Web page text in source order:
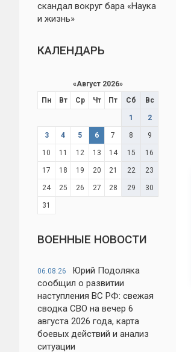
скандал вокруг бара «Наука
и жизнь»
КАЛЕНДАРЬ
«Август 2026»
Пн
Вт Ср Чт Пт Сб Вс
1 2
3 4 5 6 7 8 9
10 11 12 13 14 15 16
17 18 19 20 21 22 23
24 25 26 27 28 29 30
31
ВОЕННЫЕ НОВОСТИ
06.08.26
Юрий Подоляка
сообщил о развитии
наступления ВС РФ: свежая
сводка СВО на вечер 6
августа 2026 года, карта
боевых действий и анализ
ситуации